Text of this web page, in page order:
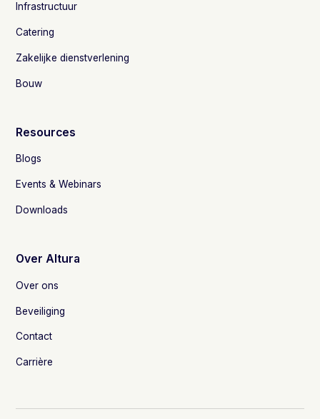
Infrastructuur
Catering
Zakelijke dienstverlening
Bouw
Resources
Blogs
Events & Webinars
Downloads
Over Altura
Over ons
Beveiliging
Contact
Carrière